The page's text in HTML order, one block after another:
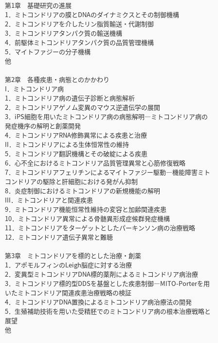
第1章 基礎研究の進展
1．ミトコンドリアの膜とDNAのダイナミクスとその制御機構
2．ミトコンドリアを介したリン脂質輸送・代謝制御
3．ミトコンドリアタンパク質の輸送機構
4．前駆体ミトコンドリアタンパク質の品質管理機構
5．マイトファジーの分子機構
他
第2章 各種疾患・病態とのかかわり
I．ミトコンドリア病
1．ミトコンドリア病の遺伝子診断と病態解析
2．ミトコンドリアゲノム変異のマウス逆遺伝学の展開
3．iPS細胞を用いたミトコンドリア病の病態解明―ミトコンドリア病の
発症機序の解明と創薬開発
4．ミトコンドリアRNA修飾異常による疾患と治療
II．ミトコンドリアによる生体恒常性の維持
5．ミトコンドリア翻訳機構とその破綻による疾患
6．心不全におけるミトコンドリア品質管理異常と心筋修復戦略
7．ミトコンドリアフェリチンによるマイトファジー駆動―機能障害ミト
コンドリアの駆除と肝細胞における発がん抑制
8．炎症制御におけるミトコンドリアの新規機能の解明
III．ミトコンドリアと関連疾患
9．ミトコンドリア機能恒常性維持の変容と加齢関連疾患
10．ミトコンドリア異常による骨髄異形成症候群発症機構
11．ミトコンドリアをターゲットとしたパーキンソン病の治療戦略
12．ミトコンドリア遺伝子異常と難聴
第3章 ミトコンドリアを標的とした治療・創薬
1．アポモルフィンのLeigh脳症に対する治療
2．変異型ミトコンドリアDNA標的薬剤によるミトコンドリア病治療
3．ミトコンドリア標的型DDSを基盤とした疾患制御―MITO-Porterを用
いたミトコンドリア関連疾患治療戦略の検証
4．ミトコンドリアDNA置換によるミトコンドリア病治療法の開発
5．生殖補助技術を用いた受精胚でのミトコンドリア病の根本治療戦略と
展望
他